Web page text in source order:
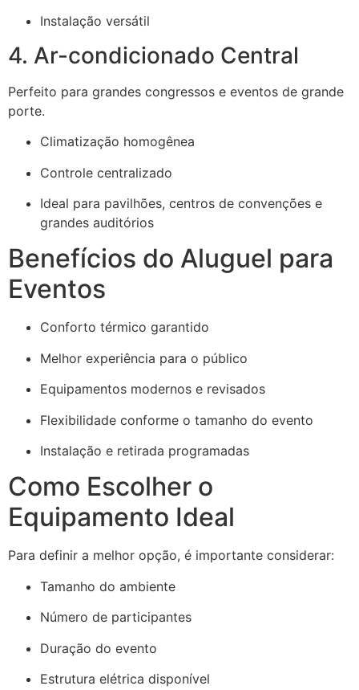
Instalação versátil
4. Ar-condicionado Central
Perfeito para grandes congressos e eventos de grande
porte.
Climatização homogênea
Controle centralizado
Ideal para pavilhões, centros de convenções e
grandes auditórios
Benefícios do Aluguel para
Eventos
Conforto térmico garantido
Melhor experiência para o público
Equipamentos modernos e revisados
Flexibilidade conforme o tamanho do evento
Instalação e retirada programadas
Como Escolher o
Equipamento Ideal
Para definir a melhor opção, é importante considerar:
Tamanho do ambiente
Número de participantes
Duração do evento
Estrutura elétrica disponível